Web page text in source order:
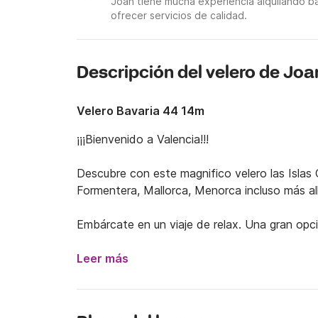
ofrecer servicios de calidad.
Descripción del velero de
Velero Bavaria 44 14m
¡¡¡Bienvenido a Valencia!!!
Descubre con este magnifico velero las
Formentera, Mallorca, Menorca incluso más
Embárcate en un viaje de relax. Una gran
baleares y navegaciones cortas entre las
Leer más